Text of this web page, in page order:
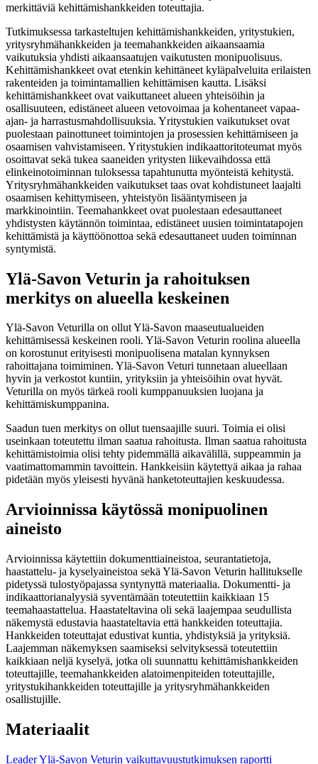
merkittäviä kehittämishankkeiden toteuttajia.
Tutkimuksessa tarkasteltujen kehittämishankkeiden, yritystukien,
yritysryhmähankkeiden ja teemahankkeiden aikaansaamia
vaikutuksia yhdisti aikaansaatujen vaikutusten monipuolisuus.
Kehittämishankkeet ovat etenkin kehittäneet kyläpalveluita erilaisten
rakenteiden ja toimintamallien kehittämisen kautta. Lisäksi
kehittämishankkeet ovat vaikuttaneet alueen yhteisöihin ja
osallisuuteen, edistäneet alueen vetovoimaa ja kohentaneet vapaa-
ajan- ja harrastusmahdollisuuksia. Yritystukien vaikutukset ovat
puolestaan painottuneet toimintojen ja prosessien kehittämiseen ja
osaamisen vahvistamiseen. Yritystukien indikaattoritoteumat myös
osoittavat sekä tukea saaneiden yritysten liikevaihdossa että
elinkeinotoiminnan tuloksessa tapahtunutta myönteistä kehitystä.
Yritysryhmähankkeiden vaikutukset taas ovat kohdistuneet laajalti
osaamisen kehittymiseen, yhteistyön lisääntymiseen ja
markkinointiin. Teemahankkeet ovat puolestaan edesauttaneet
yhdistysten käytännön toimintaa, edistäneet uusien toimintatapojen
kehittämistä ja käyttöönottoa sekä edesauttaneet uuden toiminnan
syntymistä.
Ylä-Savon Veturin ja rahoituksen
merkitys on alueella keskeinen
Ylä-Savon Veturilla on ollut Ylä-Savon maaseutualueiden
kehittämisessä keskeinen rooli. Ylä-Savon Veturin roolina alueella
on korostunut erityisesti monipuolisena matalan kynnyksen
rahoittajana toimiminen. Ylä-Savon Veturi tunnetaan alueellaan
hyvin ja verkostot kuntiin, yrityksiin ja yhteisöihin ovat hyvät.
Veturilla on myös tärkeä rooli kumppanuuksien luojana ja
kehittämiskumppanina.
Saadun tuen merkitys on ollut tuensaajille suuri. Toimia ei olisi
useinkaan toteutettu ilman saatua rahoitusta. Ilman saatua rahoitusta
kehittämistoimia olisi tehty pidemmällä aikavälillä, suppeammin ja
vaatimattomammin tavoittein. Hankkeisiin käytettyä aikaa ja rahaa
pidetään myös yleisesti hyvänä hanketoteuttajien keskuudessa.
Arvioinnissa käytössä monipuolinen
aineisto
Arvioinnissa käytettiin dokumenttiaineistoa, seurantatietoja,
haastattelu- ja kyselyaineistoa sekä Ylä-Savon Veturin hallitukselle
pidetyssä tulostyöpajassa syntynyttä materiaalia. Dokumentti- ja
indikaattorianalyysiä syventämään toteutettiin kaikkiaan 15
teemahaastattelua. Haastateltavina oli sekä laajempaa seudullista
näkemystä edustavia haastateltavia että hankkeiden toteuttajia.
Hankkeiden toteuttajat edustivat kuntia, yhdistyksiä ja yrityksiä.
Laajemman näkemyksen saamiseksi selvityksessä toteutettiin
kaikkiaan neljä kyselyä, jotka oli suunnattu kehittämishankkeiden
toteuttajille, teemahankkeiden alatoimenpiteiden toteuttajille,
yritystukihankkeiden toteuttajille ja yritysryhmähankkeiden
osallistujille.
Materiaalit
Leader Ylä-Savon Veturin vaikuttavuustutkimuksen raportti